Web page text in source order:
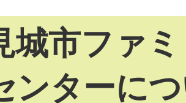
城市ファ
ンターに